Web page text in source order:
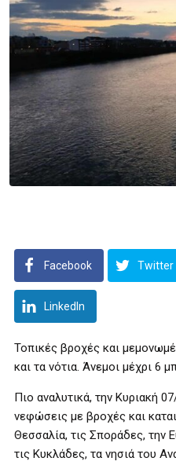
Facebook Twitter
LinkedIn
Τοπικές βροχές και
και τα νότια. Άνεμοι μέχρι 6
Πιο αναλυτικά, την Κυριακή
νεφώσεις με βροχές και
Θεσσαλία, τις Σποράδες, την
τις Κυκλάδες, τα νησιά του